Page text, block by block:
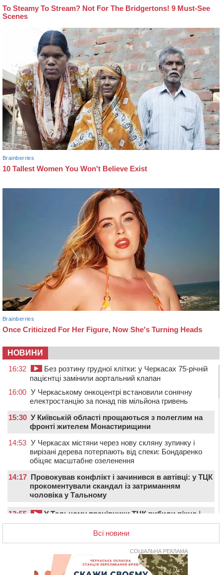
НОВИНИ
16:32
Без розтину грудної клітки: у Черкасах 75-річній
пацієнтці замінили аортальний клапан
16:00 У Черкаському онкоцентрі встановили сонячну
електростанцію за понад пів мільйона гривень
15:30 У Київській області прощаються з полеглим на
фронті жителем Монастирищини
14:53 У Черкасах містяни через нову скляну зупинку і
вирізані дерева потерпають від спеки: Бондаренко
обіцяє масштабне озеленення
14:17 Провокував конфлікт і зачинився в автівці: у ТЦК
прокоментували скандал із затриманням
чоловіка у Тальному
13:55
У Тальному працівники ТЦК вибили вікно і
витягли з автівки чоловіка (ВІДЕО)
У Черкасах СБУ викрила прокремлівську
Всі новини
СОЦІАЛЬНА РЕКЛАМА